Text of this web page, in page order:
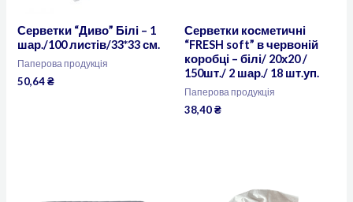
Серветки “Диво” Білі – 1
шар./100 листів/33*33 см.
Паперова продукція
50,64₴
Серветки косметичні
“FRESH soft” в червоній
коробці – білі/ 20х20 /
150шт./ 2 шар./ 18 шт.уп.
Паперова продукція
38,40₴